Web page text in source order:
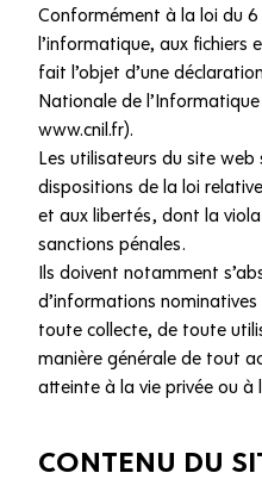
Conformément à la loi du
l’informatique, aux fichiers
fait l’objet d’une
Nationale de
www.cnil.fr).
Les utilisateurs du site
dispositions de la loi
et aux libertés, dont la
sanctions pénales.
Ils doivent notamment
d’informations
toute collecte, de toute
manière générale de tout
atteinte à la vie privée ou
CONTENU DU